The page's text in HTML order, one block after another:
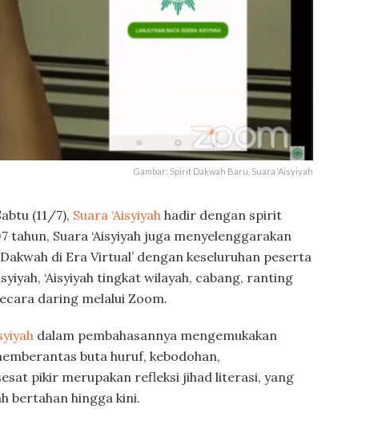
Gambar: Spirit Dakwah Baru, Suara ‘Aisyiyah
(11/7), Suara ‘Aisyiyah hadir dengan spirit
tahun, Suara ‘Aisyiyah juga menyelenggarakan
di Era Virtual’ dengan keseluruhan peserta
‘Aisyiyah tingkat wilayah, cabang, ranting
daring melalui Zoom.
dalam pembahasannya mengemukakan
buta huruf, kebodohan,
pikir merupakan refleksi jihad literasi, yang
bertahan hingga kini.